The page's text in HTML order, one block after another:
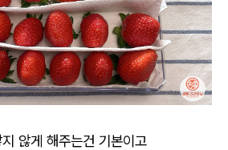
않게 해주는건 기본이고